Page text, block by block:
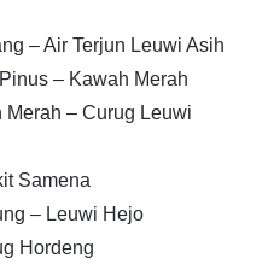
– Air Terjun Leuwi Asih
– Kawah Merah
– Curug Leuwi
Samena
– Leuwi Hejo
Hordeng